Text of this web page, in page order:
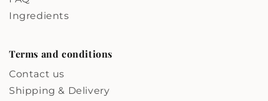
Ingredients
Terms and conditions
Contact us
Shipping & Delivery